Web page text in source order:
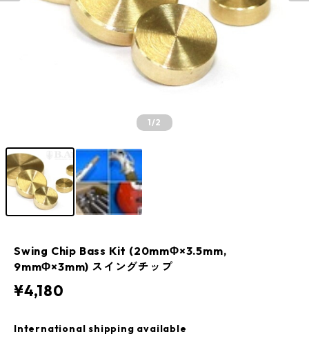
1/2
Swing Chip Bass Kit (20mmΦ×3.5mm,
9mmΦ×3mm) スイングチップ
¥4,180
International shipping available